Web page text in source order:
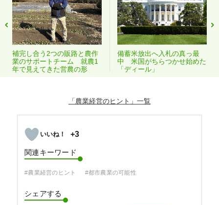
補完し合う2つの販路と農作
業のサポートチーム 就農1
年で見えてきた営農の形
備蓄米放出へ入札の真っ最
中 米国がちらつかせ始めた
「ディール」
「農業経営のヒント」
+3
関連キーワード
#農業経営のヒント #都市農業の可能性
シェアする